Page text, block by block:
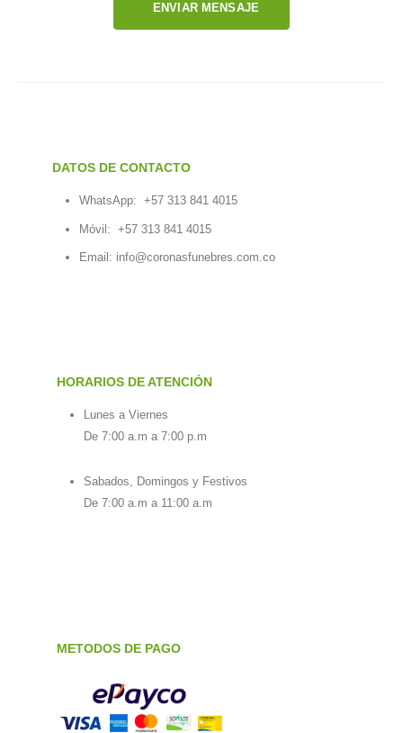
ENVIAR MENSAJE
DATOS DE CONTACTO
WhatsApp: +57 313 841 4015
Móvil: +57 313 841 4015
Email: info@coronasfunebres.com.co
HORARIOS DE ATENCIÓN
Lunes a Viernes
De 7:00 a.m a 7:00 p.m
Sabados, Domingos y Festivos
De 7:00 a.m a 11:00 a.m
METODOS DE PAGO